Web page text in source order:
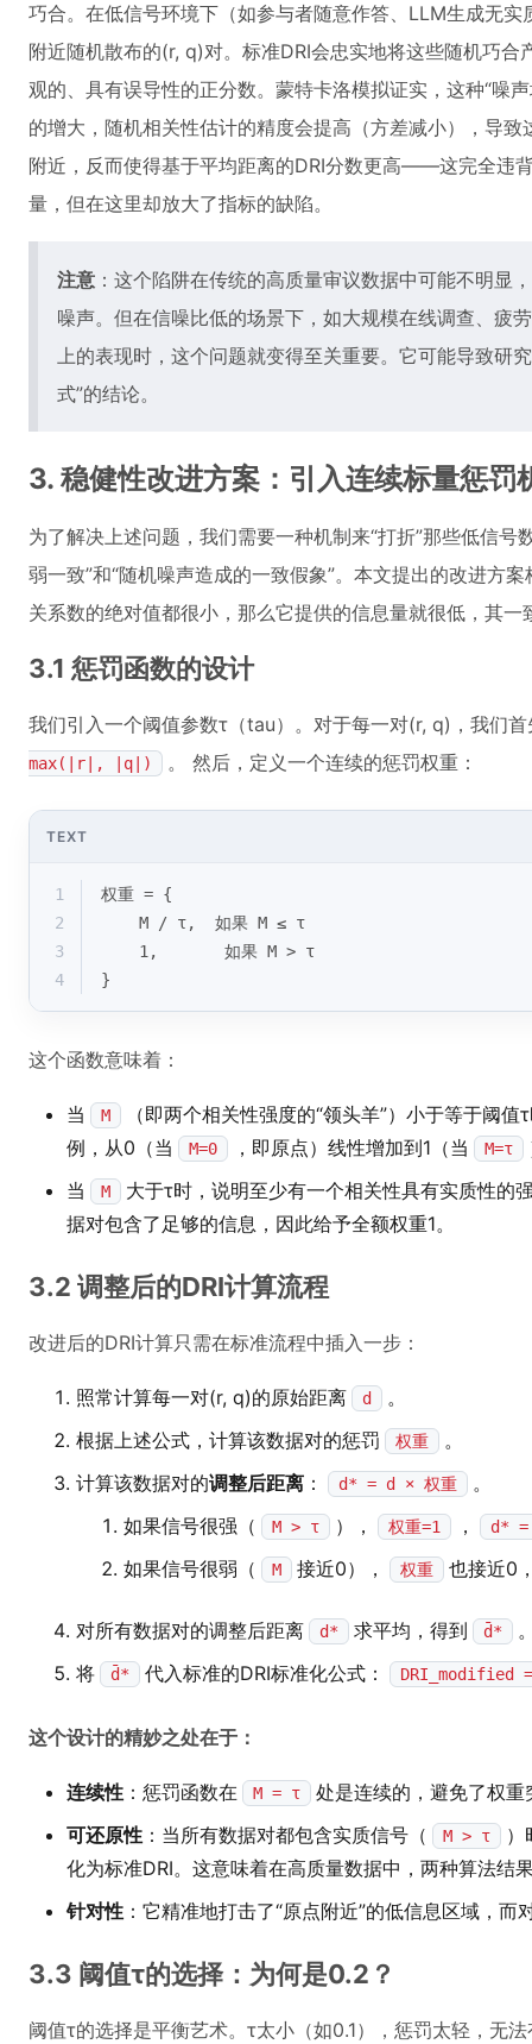
巧合。在低信号环境下（如参与者随意作答、LLM生成无
附近随机散布的(r, q)对。标准DRI会忠实地将这些随机巧
观的、具有误导性的正分数。蒙特卡洛模拟证实，这种“噪
的增大，随机相关性估计的精度会提高（方差减小），导致
附近，反而使得基于平均距离的DRI分数更高——这完全违
量，但在这里却放大了指标的缺陷。
注意 ：这个陷阱在传统的高质量审议数据中可能不明显
噪声。但在信噪比低的场景下，如大规模在线调查、疲
上的表现时，这个问题就变得至关重要。它可能导致研
式”的结论。
3. 稳健性改进方案：引入连续标量惩罚
为了解决上述问题，我们需要一种机制来“打折”那些低信号
弱一致”和“随机噪声造成的一致假象”。本文提出的改进方
关系数的绝对值都很小，那么它提供的信息量就很低，其
3.1 惩罚函数的设计
我们引入一个阈值参数τ（tau）。对于每一对(r, q)，我们
max(|r|, |q|) 。 然后，定义一个连续的惩罚权重：
TEXT
1
权重 = {
2
    M / τ,  如果 M ≤ τ
3
    1,       如果 M > τ
4
}
这个函数意味着：
当 M
（即两个相关性强度的“领头羊”）小于等于阈
例，从0（当
M=0 ，即原点）线性增加到1（当 M=τ
当
M
大于τ时，说明至少有一个相关性具有实质性的
据对包含了足够的信息，因此给予全额权重1。
3.2 调整后的DRI计算流程
改进后的DRI计算只需在标准流程中插入一步：
照常计算每一对(r, q)的原始距离 d
。
根据上述公式，计算该数据对的惩罚
权重
。
计算该数据对的调整后距离 ： d* = d × 权重
。
如果信号很强（
M > τ ）， 权重=1 ， d*
如果信号很弱（ M 接近0）， 权重 也接近0
对所有数据对的调整后距离 d* 求平均，得到 d̄*
将
d̄* 代入标准的DRI标准化公式：
这个设计的精妙之处在于：
连续性 ：惩罚函数在 M = τ
处是连续的，避免了权
可还原性 ：当所有数据对都包含实质信号（ M > τ
）
化为标准DRI。这意味着在高质量数据中，两种算法结
针对性 ：它精准地打击了“原点附近”的低信息区域，
3.3 阈值τ的选择：为何是0.2？
阈值τ的选择是平衡艺术。τ太小（如0.1），惩罚太轻，无